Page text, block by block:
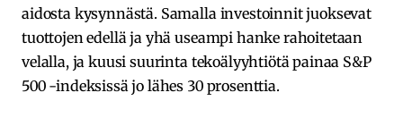
aidosta kysynnästä. Samalla investoinnit juoksevat
tuottojen edellä ja yhä useampi hanke rahoitetaan
velalla, ja kuusi suurinta tekoälyyhtiötä painaa S&P
500 -indeksissä jo lähes 30 prosenttia.